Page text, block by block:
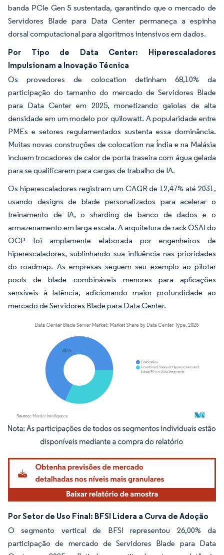
banda PCIe Gen 5 sustentada, garantindo que o mercado de
Servidores Blade para Data Center permaneça a espinha
dorsal computacional para algoritmos intensivos em dados.
Por Tipo de Data Center: Hiperescaladores
Impulsionam a Inovação Técnica
Os provedores de colocation detinham 68,10% da
participação do tamanho do mercado de Servidores Blade
para Data Center em 2025, monetizando gaiolas de alta
densidade em um modelo por quilowatt. A popularidade entre
PMEs e setores regulamentados sustenta essa dominância.
Muitas novas construções de colocation na Índia e na Malásia
incluem trocadores de calor de porta traseira com água gelada
para se qualificarem para cargas de trabalho de IA.
Os hiperescaladores registram um CAGR de 12,47% até 2031,
usando designs de blade personalizados para acelerar o
treinamento de IA, o sharding de banco de dados e o
armazenamento em larga escala. A arquitetura de rack OSAI do
OCP foi amplamente elaborada por engenheiros de
hiperescaladores, sublinhando sua influência nas prioridades
do roadmap. As empresas seguem seu exemplo ao pilotar
pools de blade combináveis menores para aplicações
sensíveis à latência, adicionando maior profundidade ao
mercado de Servidores Blade para Data Center.
Imagem © Mordor Intelligence. O reuso requer atribuição conforme CC BY 4.0.
Por Setor de Uso Final: BFSI Lidera a Curva de Adoção
O segmento vertical de BFSI representou 26,00% da
participação de mercado de Servidores Blade para Data